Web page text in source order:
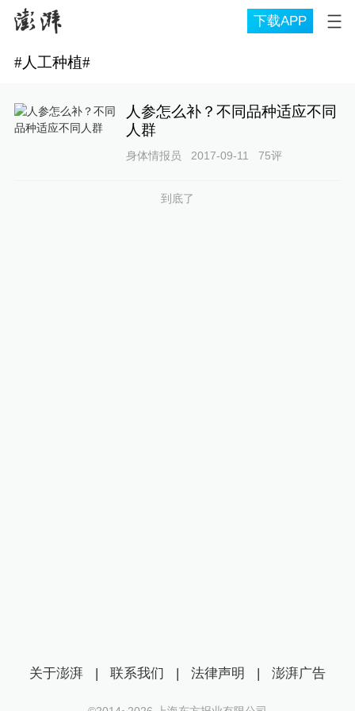
下载APP
#人工种植#
人参怎么补？不同品种适应不同
人群
身体情报员 2017-09-11 75评
到底了
关于澎湃 | 联系我们 | 法律声明 | 澎湃广告